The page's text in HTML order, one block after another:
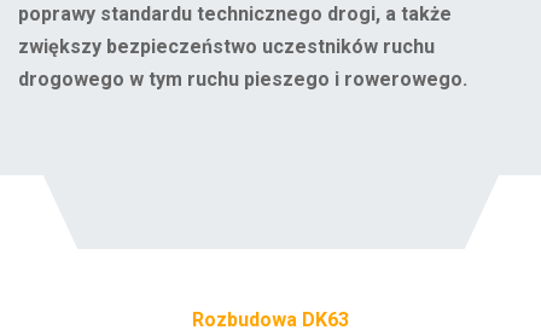
poprawy standardu technicznego drogi, a także
zwiększy bezpieczeństwo uczestników ruchu
drogowego w tym ruchu pieszego i rowerowego.
Rozbudowa DK63